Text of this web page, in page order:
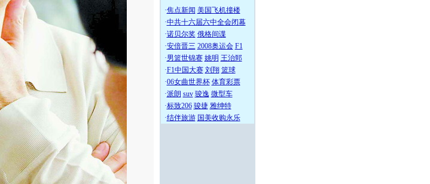
·焦点新闻 美国飞机撞楼
·中共十六届六中全会闭幕
·诺贝尔奖 俄格间谍
·安倍晋三 2008奥运会 F1
·男篮世锦赛 姚明 王治郅
·F1中国大赛 刘翔 篮球
·06女曲世界杯 体育彩票
·派朗 suv 骏逸 微型车
·标致206 骏捷 雅绅特
·结伴旅游 国美收购永乐